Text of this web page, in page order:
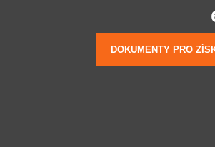
DOKUMENTY PRO